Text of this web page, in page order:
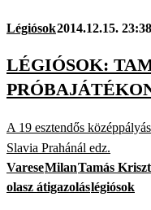
Légiósok2014.12.15. 23:38
LÉGIÓSOK:
A 19 esztendős
Slavia Prahánál edz.
VareseMilanTamás
olasz átigazoláslégiósok